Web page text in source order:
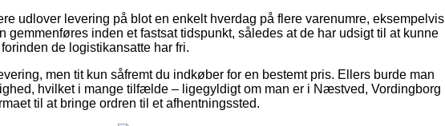
udlover levering på blot en enkelt hverdag på flere varenumre, eksempelvis
gemmenføres inden et fastsat tidspunkt, således at de har udsigt til at kunne
de logistikansatte har fri.
men tit kun såfremt du indkøber for en bestemt pris. Ellers burde man
hvilket i mange tilfælde – ligegyldigt om man er i Næstved, Vordingborg
til at bringe ordren til et afhentningssted.